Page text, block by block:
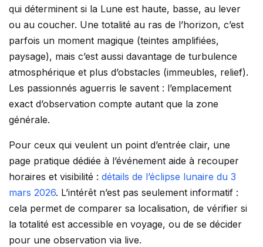
qui déterminent si la Lune est haute, basse, au lever
ou au coucher. Une totalité au ras de l’horizon, c’est
parfois un moment magique (teintes amplifiées,
paysage), mais c’est aussi davantage de turbulence
atmosphérique et plus d’obstacles (immeubles, relief).
Les passionnés aguerris le savent : l’emplacement
exact d’observation compte autant que la zone
générale.
Pour ceux qui veulent un point d’entrée clair, une
page pratique dédiée à l’événement aide à recouper
horaires et visibilité : détails de l’éclipse lunaire du 3
mars 2026. L’intérêt n’est pas seulement informatif :
cela permet de comparer sa localisation, de vérifier si
la totalité est accessible en voyage, ou de se décider
pour une observation via live.